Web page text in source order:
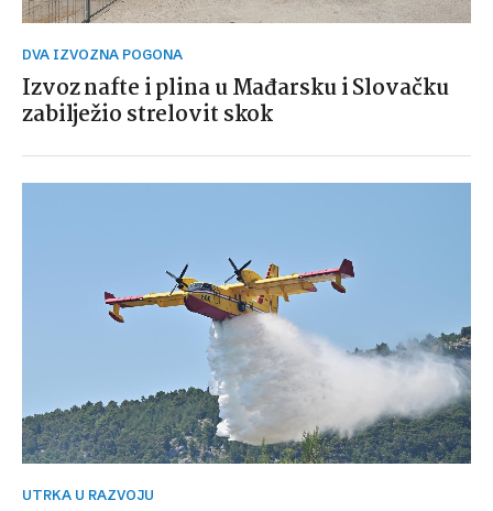
DVA IZVOZNA POGONA
Izvoz nafte i plina u Mađarsku i Slovačku
zabilježio strelovit skok
UTRKA U RAZVOJU